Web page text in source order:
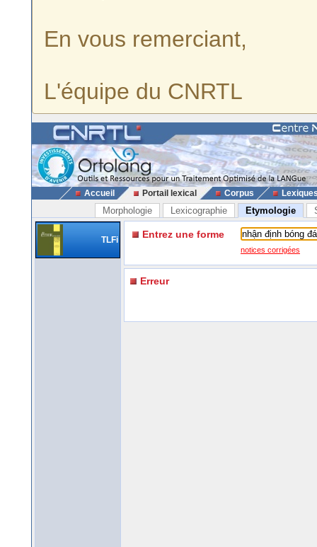
En vous remerciant,
L'équipe du CNRTL
Accueil Portail lexical Corpus
Morphologie Lexicographie Etymologie
TLFi Entrez une forme
notices corrigées
Erreur